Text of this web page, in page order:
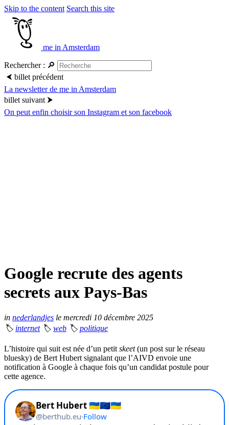
Skip to the content Search this site
me in Amsterdam
Rechercher : 🔎
⮜ billet précédent
La newsletter de me in Amsterdam
billet suivant ⮞
On peut enfin choisir son Instagram et son facebook
Google recrute des agents
secrets aux Pays-Bas
in nederlandjes le mercredi 10 décembre 2025
🏷 internet 🏷 web 🏷 politique
L’histoire qui suit est née d’un petit skeet(un post sur le réseau
bluesky) de Bert Hubert signalant que l’AIVD envoie une
notification à Google à chaque fois qu’un candidat postule pour
cette agence.